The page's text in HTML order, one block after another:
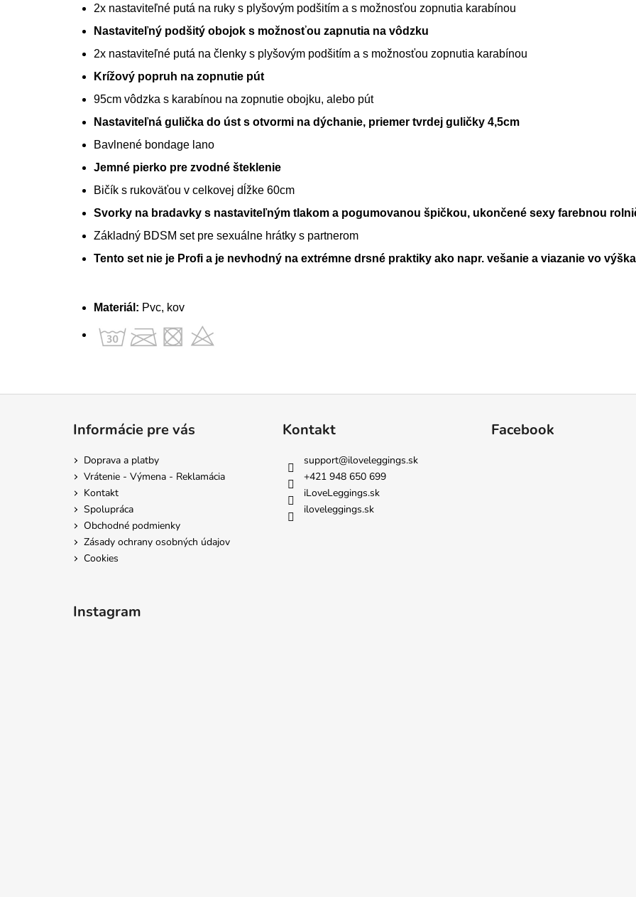
2x nastaviteľné putá na ruky s plyšovým podšitím a s možnosťou zopnutia karabínou
Nastaviteľný podšitý obojok s možnosťou zapnutia na vôdzku
2x nastaviteľné putá na členky s plyšovým podšitím a s možnosťou zopnutia karabínou
Krížový popruh na zopnutie pút
95cm vôdzka s karabínou na zopnutie obojku, alebo pút
Nastaviteľná gulička do úst s otvormi na dýchanie, priemer tvrdej guličky 4,5cm
Bavlnené bondage lano
Jemné pierko pre zvodné šteklenie
Bičík s rukoväťou v celkovej dĺžke 60cm
Svorky na bradavky s nastaviteľným tlakom a pogumovanou špičkou, ukončené sexy farebnou
Základný BDSM set pre sexuálne hrátky s partnerom
Tento set nie je Profi a je nevhodný na extrémne drsné praktiky ako napr. vešanie a viazanie vo
Materiál: Pvc, kov
Informácie pre vás
Doprava a platby
Vrátenie - Výmena - Reklamácia
Kontakt
Spolupráca
Obchodné podmienky
Zásady ochrany osobných údajov
Cookies
Kontakt
support@iloveleggings.sk
+421 948 650 699
iLoveLeggings.sk
iloveleggings.sk
Facebook
Instagram